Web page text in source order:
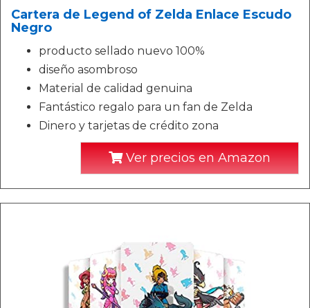
Cartera de Legend of Zelda Enlace Escudo
Negro
producto sellado nuevo 100%
diseño asombroso
Material de calidad genuina
Fantástico regalo para un fan de Zelda
Dinero y tarjetas de crédito zona
Ver precios en Amazon